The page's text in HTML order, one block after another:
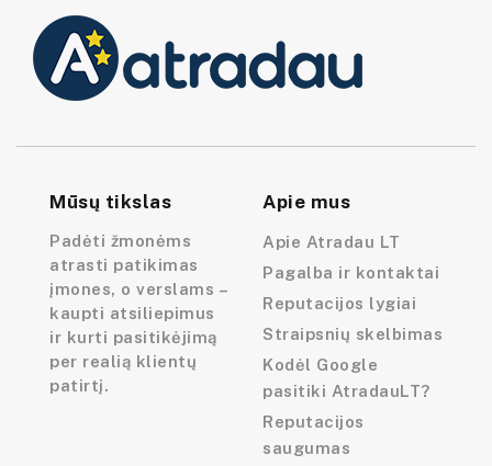
Mūsų tikslas
Padėti žmonėms
atrasti patikimas
įmones, o verslams –
kaupti atsiliepimus
ir kurti pasitikėjimą
per realią klientų
patirtį.
Apie mus
Apie Atradau LT
Pagalba ir kontaktai
Reputacijos lygiai
Straipsnių skelbimas
Kodėl Google
pasitiki AtradauLT?
Reputacijos
saugumas